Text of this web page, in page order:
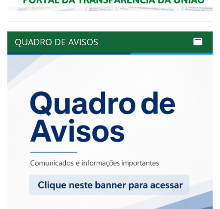
QUADRO DE AVISOS